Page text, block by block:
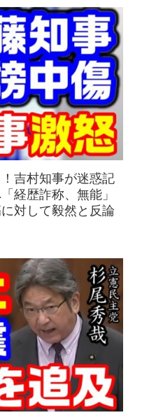
吉村知事が迷惑記
経歴詐称、無能」
対して毅然と反論